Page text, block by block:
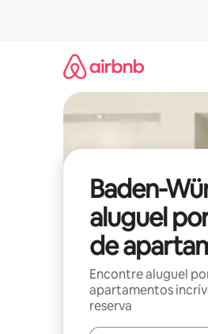
Baden-
aluguel
de
Encontre aluguel
apartamentos
reserva